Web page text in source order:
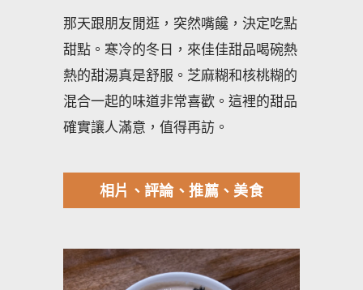
那天跟朋友閒逛，突然嘴饞，決定吃點
甜點。寒冷的冬日，來佳佳甜品喝碗熱
熱的甜湯真是舒服。芝麻糊和核桃糊的
混合一起的味道非常喜歡。這裡的甜品
確實讓人滿意，值得再訪。
相片、評論、推薦、美食